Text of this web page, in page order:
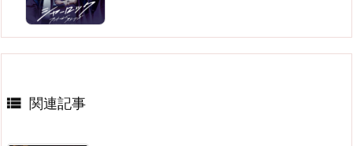
 関連記事